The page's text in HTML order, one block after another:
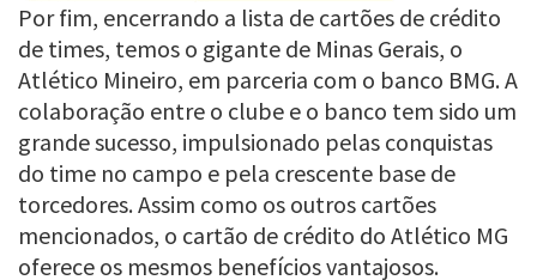
Por fim, encerrando a lista de cartões de crédito
de times, temos o gigante de Minas Gerais, o
Atlético Mineiro, em parceria com o banco BMG. A
colaboração entre o clube e o banco tem sido um
grande sucesso, impulsionado pelas conquistas
do time no campo e pela crescente base de
torcedores. Assim como os outros cartões
mencionados, o cartão de crédito do Atlético MG
oferece os mesmos benefícios vantajosos.